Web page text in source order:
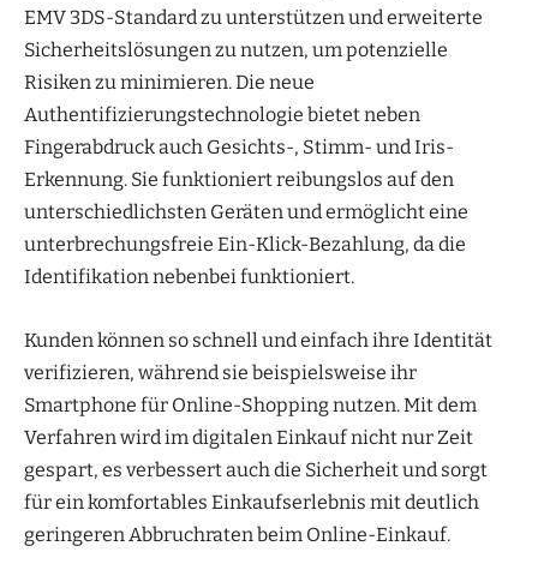
EMV 3DS-Standard zu unterstützen und erweiterte
Sicherheitslösungen zu nutzen, um potenzielle
Risiken zu minimieren. Die neue
Authentifizierungstechnologie bietet neben
Fingerabdruck auch Gesichts-, Stimm- und Iris-
Erkennung. Sie funktioniert reibungslos auf den
unterschiedlichsten Geräten und ermöglicht eine
unterbrechungsfreie Ein-Klick-Bezahlung, da die
Identifikation nebenbei funktioniert.
Kunden können so schnell und einfach ihre Identität
verifizieren, während sie beispielsweise ihr
Smartphone für Online-Shopping nutzen. Mit dem
Verfahren wird im digitalen Einkauf nicht nur Zeit
gespart, es verbessert auch die Sicherheit und sorgt
für ein komfortables Einkaufserlebnis mit deutlich
geringeren Abbruchraten beim Online-Einkauf.